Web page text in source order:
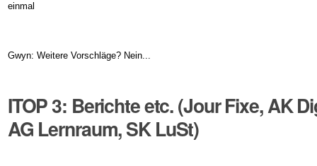
einmal
Gwyn: Weitere Vorschläge? Nein...
ITOP 3: Berichte etc. (Jour Fixe, AK
AG Lernraum, SK LuSt)